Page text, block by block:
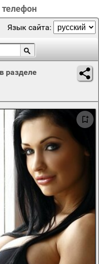
телефон
Язык сайта:
в разделе